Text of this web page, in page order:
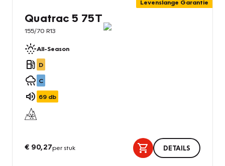
Levenslange Garantie
Quatrac 5 75T
155/70 R13
All-Season
D
C
69 db
€ 90,27per stuk DETAILS